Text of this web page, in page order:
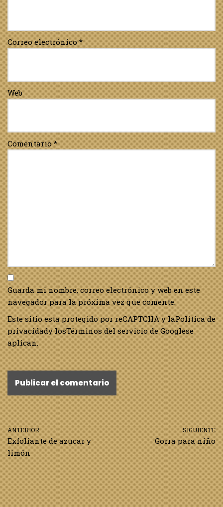
Correo electrónico*
Web
Comentario*
Guarda mi nombre, correo electrónico y web en este
navegador para la próxima vez que comente.
Este sitio esta protegido por reCAPTCHA y laPolítica de
privacidady losTérminos del servicio de Googlese
aplican.
ANTERIOR
Exfoliante de azucar y
limón
SIGUIENTE
Gorra para niño